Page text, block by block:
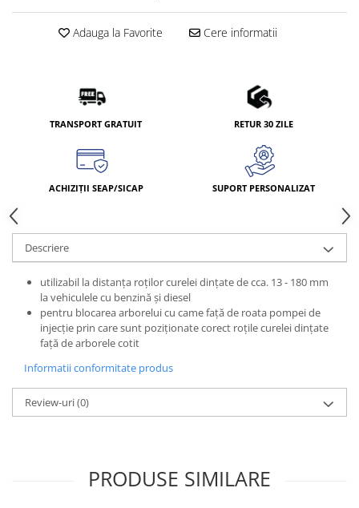
Adauga la Favorite Cere informatii
TRANSPORT GRATUIT RETUR 30 ZILE
ACHIZIȚII SEAP/SICAP SUPORT PERSONALIZAT
Descriere
utilizabil la distanţa roţilor curelei dinţate de cca. 13 - 180 mm
la vehiculele cu benzină şi diesel
pentru blocarea arborelui cu came faţă de roata pompei de
injecţie prin care sunt poziţionate corect roţile curelei dinţate
faţă de arborele cotit
Informatii conformitate produs
Review-uri(0)
PRODUSE SIMILARE